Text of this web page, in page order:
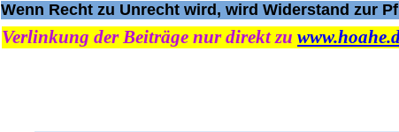
Wenn Recht zu Unrecht wird, wird Widerstand zur
Verlinkung der Beiträge nur direkt zu